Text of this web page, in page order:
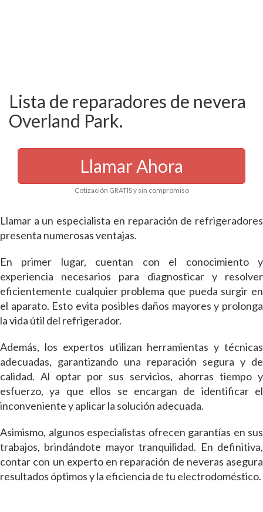
Lista de reparadores de nevera
Overland Park.
Llamar Ahora
Cotización GRATIS y sin compromiso
Llamar a un especialista en reparación de refrigeradores
presenta numerosas ventajas.
En primer lugar, cuentan con el conocimiento y
experiencia necesarios para diagnosticar y resolver
eficientemente cualquier problema que pueda surgir en
el aparato. Esto evita posibles daños mayores y prolonga
la vida útil del refrigerador.
Además, los expertos utilizan herramientas y técnicas
adecuadas, garantizando una reparación segura y de
calidad. Al optar por sus servicios, ahorras tiempo y
esfuerzo, ya que ellos se encargan de identificar el
inconveniente y aplicar la solución adecuada.
Asimismo, algunos especialistas ofrecen garantías en sus
trabajos, brindándote mayor tranquilidad. En definitiva,
contar con un experto en reparación de neveras asegura
resultados óptimos y la eficiencia de tu electrodoméstico.